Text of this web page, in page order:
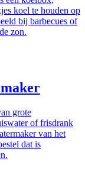
koel te houden op
bij barbecues of
zon.
grote
of frisdrank
van het
dat is